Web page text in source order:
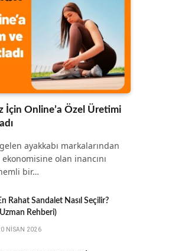
İçin Online’a Özel Üretimi
ayakkabı markalarından
olan inancını
bir…
Rahat Sandalet Nasıl Seçilir?
Rehberi)
NISAN 2026